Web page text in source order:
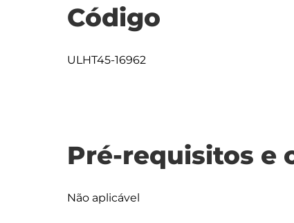
Código
ULHT45-16962
Pré-requisitos e
Não aplicável